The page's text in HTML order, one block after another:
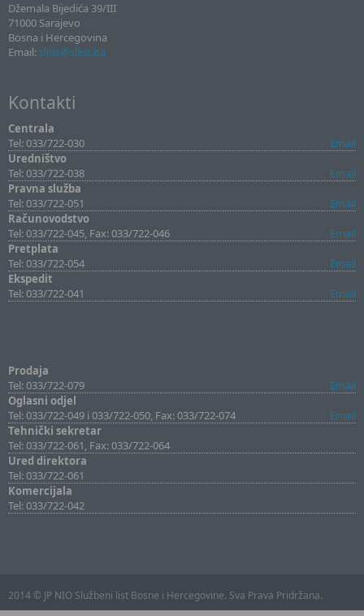
Džemala Bijedića 39/III
71000 Sarajevo
Bosna i Hercegovina
Email: sllist@sllist.ba
Kontakti
Centrala
Tel: 033/722-030
Email
Uredništvo
Tel: 033/722-038
Email
Pravna služba
Tel: 033/722-051
Email
Računovodstvo
Tel: 033/722-045, Fax: 033/722-046
Email
Pretplata
Tel: 033/722-054
Email
Ekspedit
Tel: 033/722-041
Email
Prodaja
Tel: 033/722-079
Email
Oglasni odjel
Tel: 033/722-049 i 033/722-050, Fax: 033/722-074
Email
Tehnički sekretar
Tel: 033/722-061, Fax: 033/722-064
Ured direktora
Tel: 033/722-061
Komercijala
Tel: 033/722-042
2014 © JP NIO Službeni list Bosne i Hercegovine. Sva Prava Pridržana.